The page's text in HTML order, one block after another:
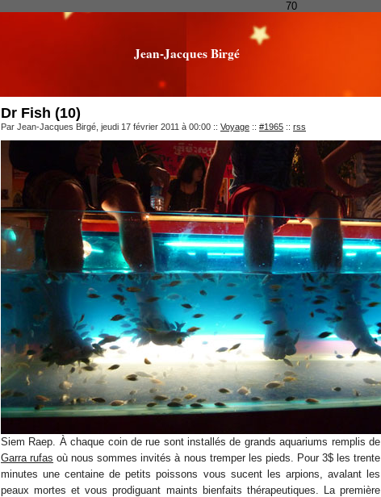
70
Jean-Jacques Birgé
Dr Fish (10)
Par Jean-Jacques Birgé, jeudi 17 février 2011 à 00:00 :: Voyage :: #1965 :: rss
Siem Raep. À chaque coin de rue sont installés de grands aquariums remplis de
Garra rufas où nous sommes invités à nous tremper les pieds. Pour 3$ les trente
minutes une centaine de petits poissons vous sucent les arpions, avalant les
peaux mortes et vous prodiguant maints bienfaits thérapeutiques. La première